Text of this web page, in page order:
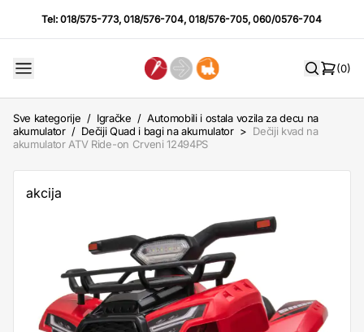
Tel:018/575-773,018/576-704,018/576-705,060/0576-704
(0)
Sve kategorije / Igračke / Automobili i ostala vozila za decu na
akumulator / Dečiji Quad i bagi na akumulator > Dečiji kvad na
akumulator ATV Ride-on Crveni 12494PS
akcija